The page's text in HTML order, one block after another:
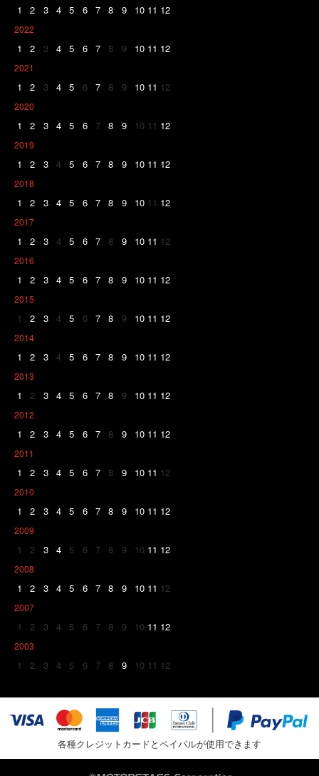
1 2 3 4 5 6 7 8 9 10 11 12
2022
1 2 3 4 5 6 7 8 9 10 11 12
2021
1 2 3 4 5 6 7 8 9 10 11 12
2020
1 2 3 4 5 6 7 8 9 10 11 12
2019
1 2 3 4 5 6 7 8 9 10 11 12
2018
1 2 3 4 5 6 7 8 9 10 11 12
2017
1 2 3 4 5 6 7 8 9 10 11 12
2016
1 2 3 4 5 6 7 8 9 10 11 12
2015
1 2 3 4 5 6 7 8 9 10 11 12
2014
1 2 3 4 5 6 7 8 9 10 11 12
2013
1 2 3 4 5 6 7 8 9 10 11 12
2012
1 2 3 4 5 6 7 8 9 10 11 12
2011
1 2 3 4 5 6 7 8 9 10 11 12
2010
1 2 3 4 5 6 7 8 9 10 11 12
2009
1 2 3 4 5 6 7 8 9 10 11 12
2008
1 2 3 4 5 6 7 8 9 10 11 12
2007
1 2 3 4 5 6 7 8 9 10 11 12
2003
1 2 3 4 5 6 7 8 9 10 11 12
各種クレジットカードとペイパルが使用できます